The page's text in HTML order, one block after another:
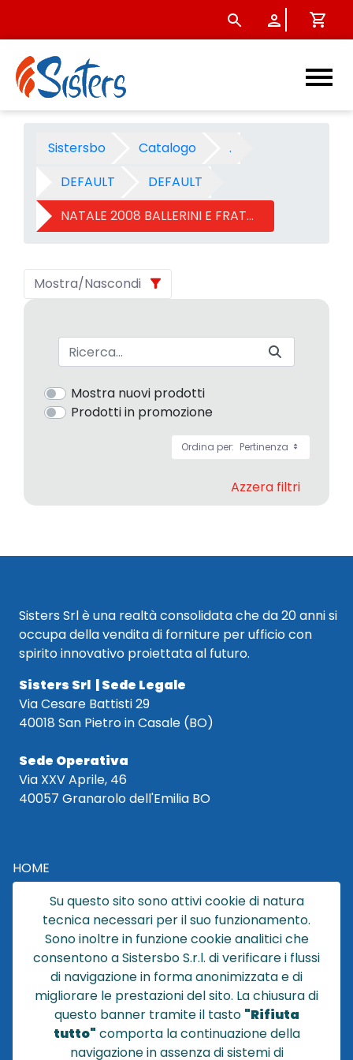
NATALE 2008 BALLERINI E
Sistersbo Catalogo
.
DEFAULT
DEFAULT
NATALE 2008 BALLERINI E FRATTINI
Mostra/Nascondi
Barra di ricerca
Mostra nuovi prodotti
Prodotti in promozione
Ordina per: Pertinenza
Azzera filtri
Sisters Srl è una realtà consolidata che da 20 anni si
occupa della vendita di forniture per ufficio con
spirito innovativo proiettata al futuro.
Sisters Srl | Sede Legale
Via Cesare Battisti 29
40018 San Pietro in Casale (BO)
Sede Operativa
Via XXV Aprile, 46
40057 Granarolo dell'Emilia BO
HOME
CATALOGO
CHI SIAMO
NEWS
CONTATTACI
CONDIZIONI DI VENDITA
POLICY PRIVACY
NOTE LEGALI
Su questo sito sono attivi cookie di natura
tecnica necessari per il suo funzionamento.
Sono inoltre in funzione cookie analitici che
consentono a Sistersbo S.r.l. di verificare i flussi
di navigazione in forma anonimizzata e di
migliorare le prestazioni del sito. La chiusura di
questo banner tramite il tasto "Rifiuta
tutto" comporta la continuazione della
navigazione in assenza di sistemi di